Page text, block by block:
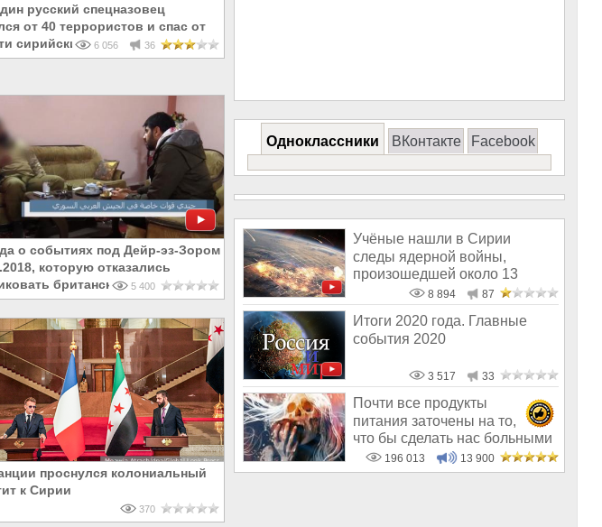
русский спецназовец
от 40 террористов и спас от
сирийский город
6 056 36
о событиях под Дейр-эз-Зором
которую отказались
британские СМИ
5 400
проснулся колониальный
к Сирии
370
Одноклассники ВКонтакте Facebook
Учёные нашли в Сирии
следы ядерной войны,
произошедшей около 13
тысяч лет назад
8 894 87
Итоги 2020 года. Главные
события 2020
3 517 33
Почти все продукты
питания заточены на то,
что бы сделать нас больными
и бесплодным
196 013 13 900